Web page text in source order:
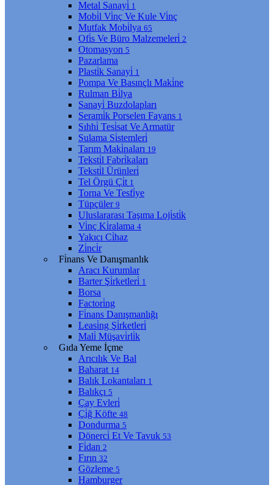
Metal Sanayi̇ 1
Mobi̇l Vi̇nç Ve Kule Vi̇nç
Mutfak Mobi̇lya 65
Ofi̇s Ve Büro Malzemeleri̇ 2
Otomasyon 5
Pazarlama
Plasti̇k Sanayi̇ 1
Pompa Ve Basınçlı Maki̇ne
Rulman Bi̇lya
Sanayi̇ Buzdolapları
Serami̇k Porselen Fayans 1
Sıhhi̇ Tesi̇sat Ve Armatür
Sulama Si̇stemleri̇
Tarım Maki̇naları 19
Teksti̇l Fabri̇kaları
Teksti̇l Ürünleri̇
Tel Örgü Çi̇t 1
Torna Ve Tesfi̇ye
Tüpçüler 9
Uluslararası Taşıma Loji̇sti̇k
Vi̇nç Ki̇ralama 4
Yakıcı Ci̇haz
Zi̇nci̇r
Fi̇nans Ve Danışmanlık
Aracı Kurumlar
Barter Şi̇rketleri̇ 1
Borsa
Factori̇ng
Fi̇nans Danışmanlığı
Leasi̇ng Şi̇rketleri̇
Mali̇ Müşavi̇rli̇k
Gıda Yeme İçme
Arıcılık Ve Bal
Baharat 14
Balık Lokantaları 1
Balıkçı 5
Çay Evleri̇
Çi̇ğ Köfte 48
Dondurma 5
Dönerci̇ Et Ve Tavuk 53
Fi̇dan 2
Fırın 32
Gözleme 5
Hamburger